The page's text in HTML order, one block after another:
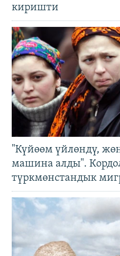
киришти
"Күйөөм үйлөндү,
машина алды".
түркмөнстандык